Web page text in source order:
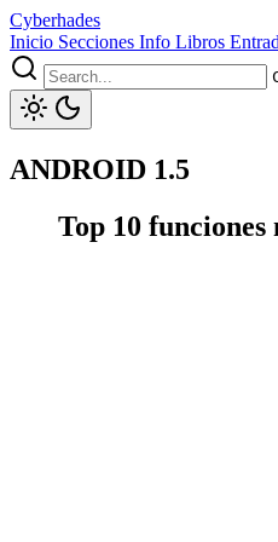
Cyberhades
Inicio Secciones Info Libros
ANDROID 1.5
Top 10